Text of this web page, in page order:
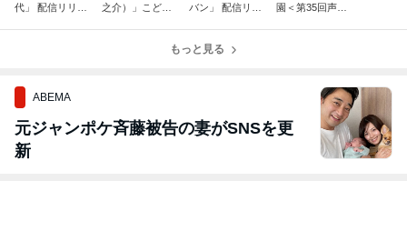
代」 配信リリー
之介）」こども
バン」 配信リリ
園＜第35回声優
もっと見る
ABEMA
元ジャンポケ斉藤被告の妻がSNSを更
新